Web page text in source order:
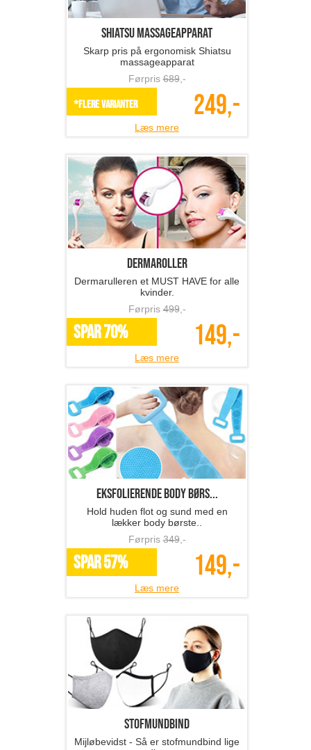
Shiatsu massageapparat
Skarp pris på ergonomisk Shiatsu
massageapparat
Førpris689,-
*Flere varianter 249,-
Læs mere
Dermaroller
Dermarulleren et MUST HAVE for alle
kvinder.
Førpris499,-
SPAR 70% 149,-
Læs mere
Eksfolierende body børs...
Hold huden flot og sund med en
lækker body børste..
Førpris349,-
SPAR 57% 149,-
Læs mere
Stofmundbind
Mijløbevidst - Så er stofmundbind lige